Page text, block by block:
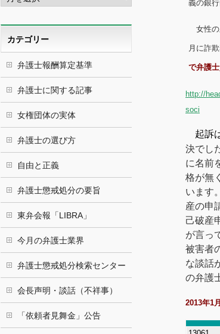
義の銀
女性の
月に詐
で弁護士
http://
soci
起訴
決でし
に名前
格が無
います
産の申
己破産
が言っ
被害者
な談話
の弁護
2013年1
イ
ブカテゴリー
弁護士報酬算定基準
弁護士に関する記事
女権団体の実体
弁護士の選び方
自由と正義
弁護士懲戒処分の要旨
東弁会報「LIBRA」
今月の弁護士業界
弁護士懲戒処分検索センター
会長声明・談話（不祥事）
「依頼者見舞金」公告